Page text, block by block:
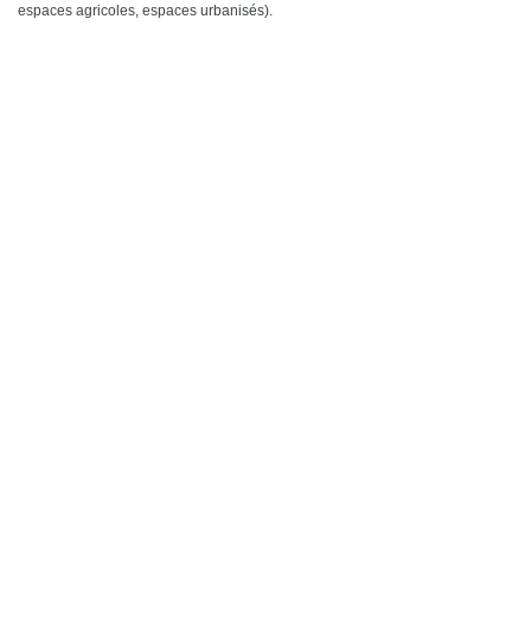
espaces agricoles, espaces urbanisés).